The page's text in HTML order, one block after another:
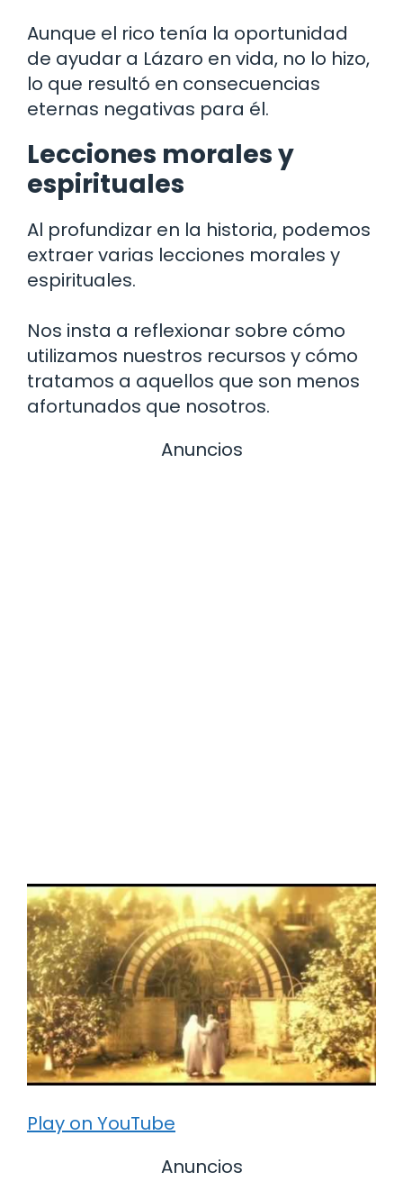
Aunque el rico tenía la oportunidad
de ayudar a Lázaro en vida, no lo hizo,
lo que resultó en consecuencias
eternas negativas para él.
Lecciones morales y
espirituales
Al profundizar en la historia, podemos
extraer varias lecciones morales y
espirituales.
Nos insta a reflexionar sobre cómo
utilizamos nuestros recursos y cómo
tratamos a aquellos que son menos
afortunados que nosotros.
Anuncios
Play on YouTube
Anuncios